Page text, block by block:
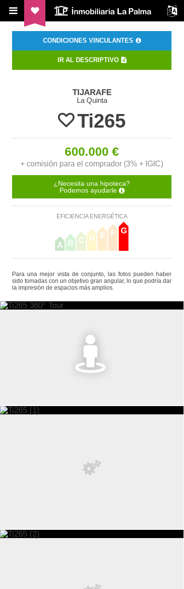
ILP Inmobiliaria La Palma
CONDICIONES VINCULANTES
IR AL DESCRIPTIVO
TIJARAFE
La Quinta
Ti265
600.000 €
+ comisión para el comprador (3% + IGIC)
¿Necesita una hipoteca?
Podemos ayudarle
EFICIENCIA ENERGÉTICA
A B C D E F G
Para una mejor vista de conjunto, las fotos pueden haber
sido tomadas con un objetivo gran angular, lo que podría dar
la impresión de espacios más amplios.